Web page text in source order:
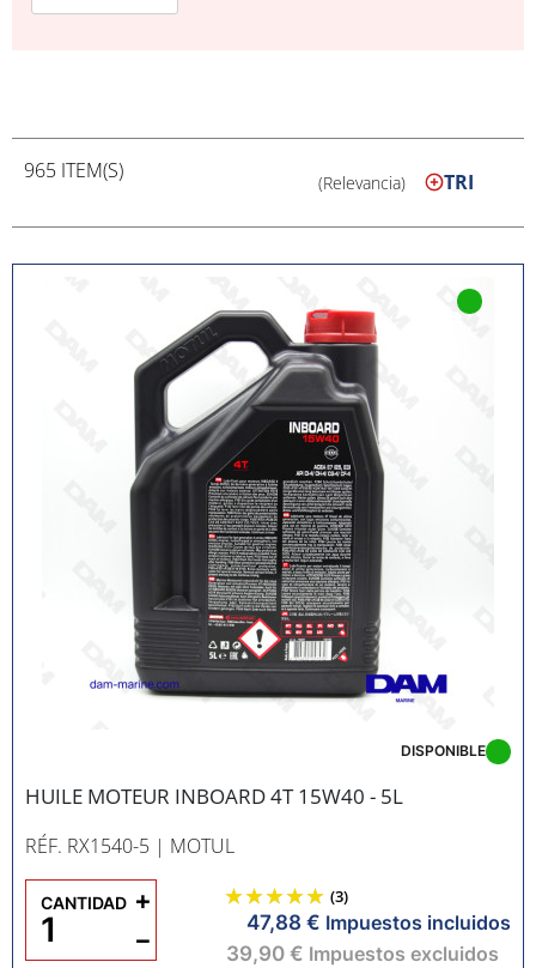
965 ITEM(S) (Relevancia) TRI
HUILE MOTEUR INBOARD 4T 15W40 - 5L
RÉF. RX1540-5 | MOTUL
DISPONIBLE
(3)
47,88 € Impuestos incluidos
39,90 € Impuestos excluidos
CANTIDAD
−
+